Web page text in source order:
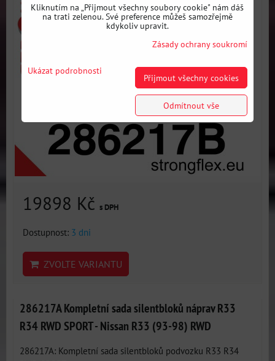
19898 Kč s DPH
Dostupnost: 3 dni
ZVOLTE VARIANTU
286217A Kompletní sada silentbloků náprav R33
R34 RWD SPORT - Nissan R33 (93-98) RWD
286217A: Kompletní sada silentbloků podvozku R33 R34
Kliknutím na „Přijmout všechny soubory cookie" nám dáš
na trati zelenou. Své preference můžeš samozřejmě
kdykoliv upravit.
Zásady ochrany soukromí
Ukázat podrobnosti
Přijmout všechny cookies
Odmítnout vše